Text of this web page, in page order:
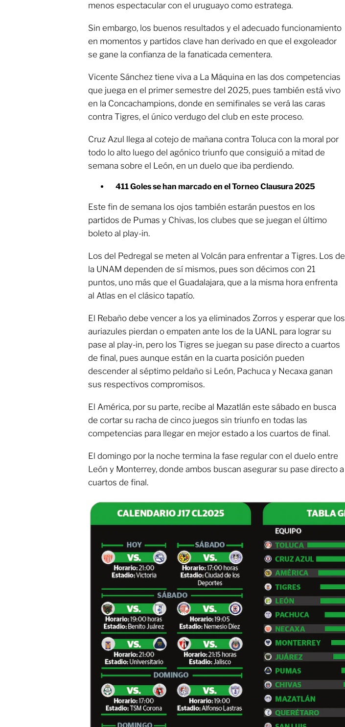
menos espectacular con el uruguayo como estratega.
Sin embargo, los buenos resultados y el adecuado funcionamiento
en momentos y partidos clave han derivado en que el exgoleador
se gane la confianza de la fanaticada cementera.
Vicente Sánchez tiene viva a La Máquina en las dos competencias
que juega en el primer semestre del 2025, pues también está vivo
en la Concachampions, donde en semifinales se verá las caras
contra Tigres, el único verdugo del club en este proceso.
Cruz Azul llega al cotejo de mañana contra Toluca con la moral por
todo lo alto luego del agónico triunfo que consiguió a mitad de
semana sobre el León, en un duelo que iba perdiendo.
411 Goles se han marcado en el Torneo Clausura 2025
Este fin de semana los ojos también estarán puestos en los
partidos de Pumas y Chivas, los clubes que se juegan el último
boleto al play-in.
Los del Pedregal se meten al Volcán para enfrentar a Tigres. Los de
la UNAM dependen de sí mismos, pues son décimos con 21
puntos, uno más que el Guadalajara, que a la misma hora enfrenta
al Atlas en el clásico tapatío.
El Rebaño debe vencer a los ya eliminados Zorros y esperar que los
auriazules pierdan o empaten ante los de la UANL para lograr su
pase al play-in, pero los Tigres se juegan su pase directo a cuartos
de final, pues aunque están en la cuarta posición pueden
descender al séptimo peldaño si León, Pachuca y Necaxa ganan
sus respectivos compromisos.
El América, por su parte, recibe al Mazatlán este sábado en busca
de cortar su racha de cinco juegos sin triunfo en todas las
competencias para llegar en mejor estado a los cuartos de final.
El domingo por la noche termina la fase regular con el duelo entre
León y Monterrey, donde ambos buscan asegurar su pase directo a
cuartos de final.